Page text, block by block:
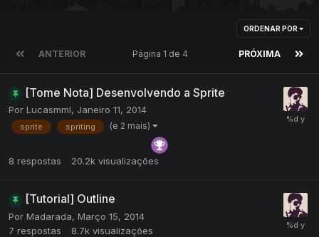
ORDENAR POR
ANTERIOR PRÓXIMA
Página 1 de 4
[Tome Nota] Desenvolvendo a Sprite
Por Lucasmml, Janeiro 11, 2014
sprite spriting (e 2 mais)
8 respostas 20.2k visualizações
[Tutorial] Outline
Por Madarada, Março 15, 2014
7 respostas 8.7k visualizações